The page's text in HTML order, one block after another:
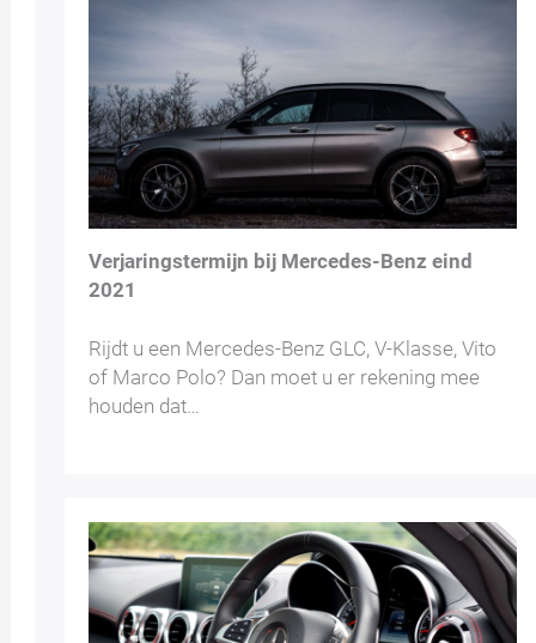
Verjaringstermijn bij Mercedes-Benz eind
2021
Rijdt u een Mercedes-Benz GLC, V-Klasse, Vito
of Marco Polo? Dan moet u er rekening mee
houden dat…